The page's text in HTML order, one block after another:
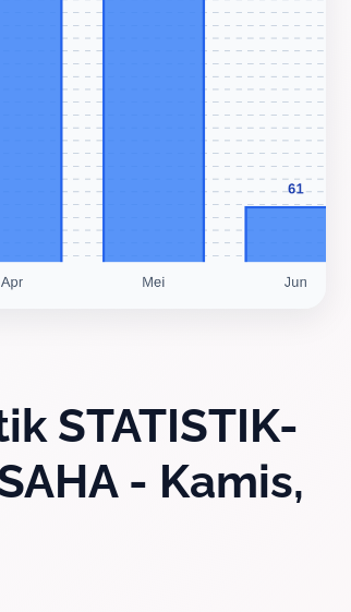
STATISTIK-
- Kamis,